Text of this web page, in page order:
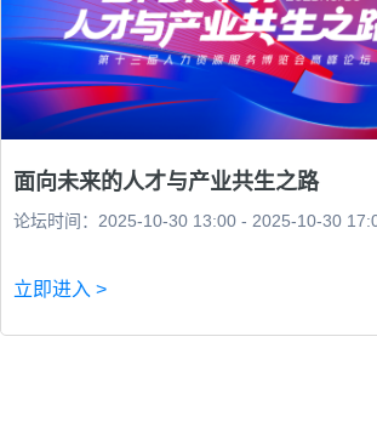
面向未来的人才与产业共生之路
论坛时间：2025-10-30 13:00 - 2025-10-30
立即进入 >